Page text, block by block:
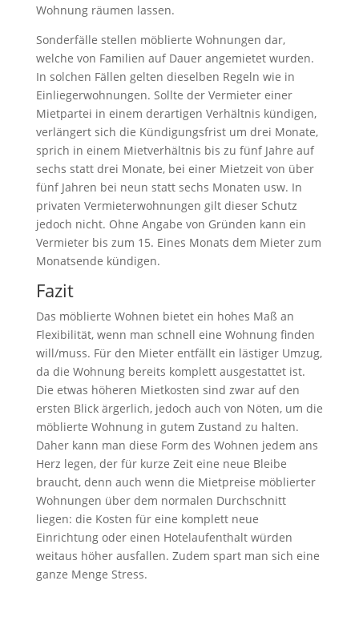
Wohnung räumen lassen.
Sonderfälle stellen möblierte Wohnungen dar,
welche von Familien auf Dauer angemietet wurden.
In solchen Fällen gelten dieselben Regeln wie in
Einliegerwohnungen. Sollte der Vermieter einer
Mietpartei in einem derartigen Verhältnis kündigen,
verlängert sich die Kündigungsfrist um drei Monate,
sprich in einem Mietverhältnis bis zu fünf Jahre auf
sechs statt drei Monate, bei einer Mietzeit von über
fünf Jahren bei neun statt sechs Monaten usw. In
privaten Vermieterwohnungen gilt dieser Schutz
jedoch nicht. Ohne Angabe von Gründen kann ein
Vermieter bis zum 15. Eines Monats dem Mieter zum
Monatsende kündigen.
Fazit
Das möblierte Wohnen bietet ein hohes Maß an
Flexibilität, wenn man schnell eine Wohnung finden
will/muss. Für den Mieter entfällt ein lästiger Umzug,
da die Wohnung bereits komplett ausgestattet ist.
Die etwas höheren Mietkosten sind zwar auf den
ersten Blick ärgerlich, jedoch auch von Nöten, um die
möblierte Wohnung in gutem Zustand zu halten.
Daher kann man diese Form des Wohnen jedem ans
Herz legen, der für kurze Zeit eine neue Bleibe
braucht, denn auch wenn die Mietpreise möblierter
Wohnungen über dem normalen Durchschnitt
liegen: die Kosten für eine komplett neue
Einrichtung oder einen Hotelaufenthalt würden
weitaus höher ausfallen. Zudem spart man sich eine
ganze Menge Stress.